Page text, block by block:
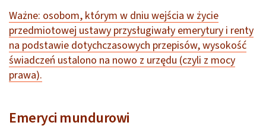
Ważne: osobom, którym w dniu wejścia w życie
przedmiotowej ustawy przysługiwały emerytury i renty
na podstawie dotychczasowych przepisów, wysokość
świadczeń ustalono na nowo z urzędu (czyli z mocy
prawa).
Emeryci mundurowi